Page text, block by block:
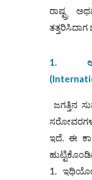
ರಾಷ್ಟ್ರ
1.
(
ಜಗತ್ತಿನ
ಸರೋವರಗಳ
ಇದೆ. ಈ